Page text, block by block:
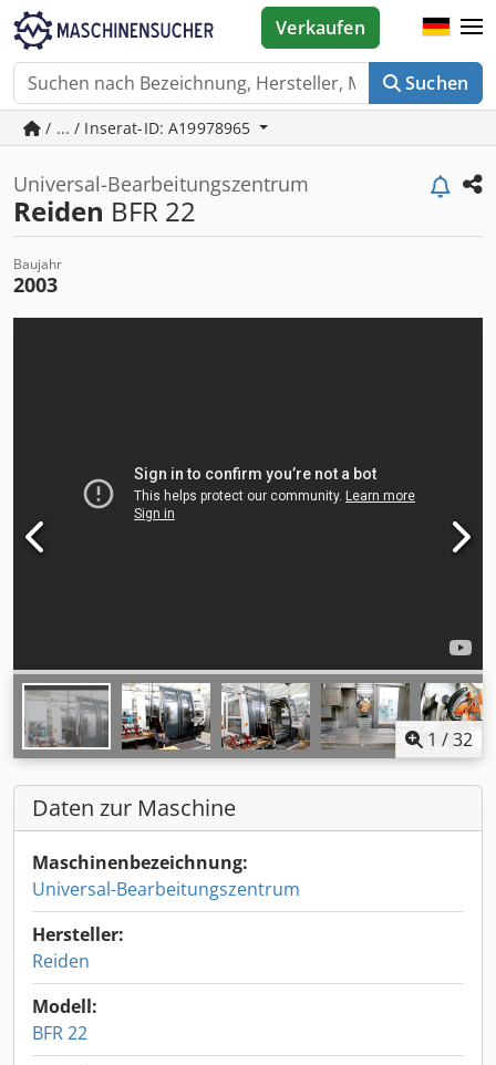
Suchen
Verkaufen
/ ... / Inserat-ID: A19978965
Universal-Bearbeitungszentrum
Reiden BFR 22
Baujahr
2003
1 /32
Daten zur Maschine
Maschinenbezeichnung:
Universal-Bearbeitungszentrum
Hersteller:
Reiden
Modell:
BFR 22